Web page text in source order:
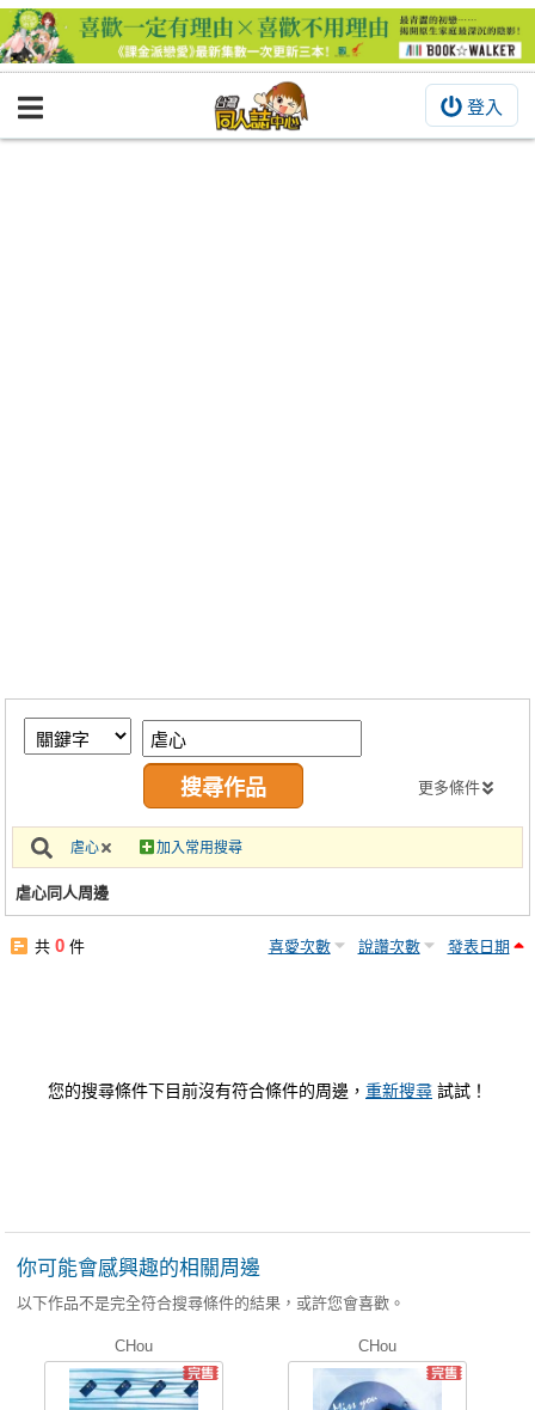
登入
BOOKY書集倉庫
繪圖藝廊
交流中心
攤位轉讓區
會員功能選單
註冊會員
更多條件
虐心 加入常用搜尋
虐心同人周邊
共0 件 喜愛次數 說讚次數 發表日期
您的搜尋條件下目前沒有符合條件的周邊， 重新搜尋 試試！
你可能會感興趣的相關周邊
以下作品不是完全符合搜尋條件的結果，或許您會喜歡。
CHou CHou